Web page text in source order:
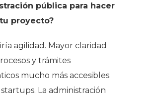
pública para hacer
proyecto?
agilidad. Mayor claridad
y trámites
mucho más accesibles
startups. La administración